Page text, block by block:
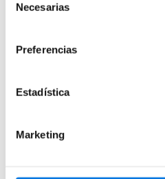
Necesarias
Preferencias
Estadística
Marketing